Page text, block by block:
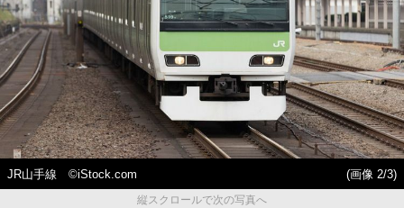
JR山手線 ©iStock.com
(画像 2/3)
縦スクロールで次の写真へ